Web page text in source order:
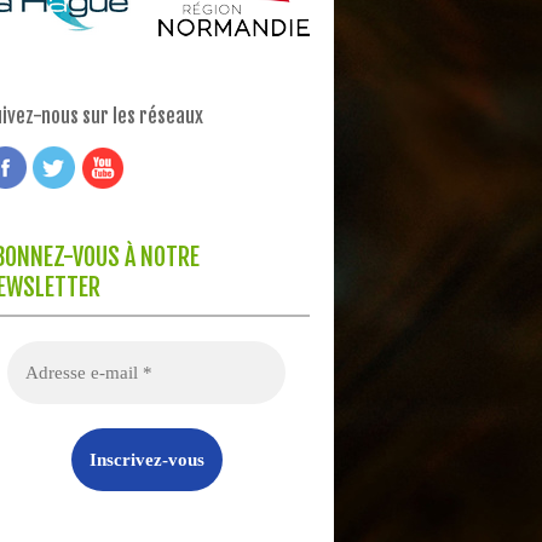
nous sur les réseaux
VOUS À NOTRE